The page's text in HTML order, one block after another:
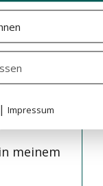
seit
Körper
ab.
meinem
| Impressum